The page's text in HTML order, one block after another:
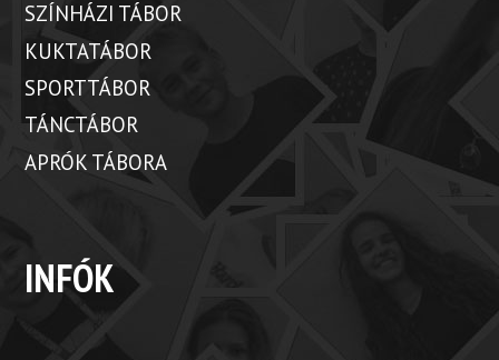
SZÍNHÁZI TÁBOR
KUKTATÁBOR
SPORTTÁBOR
TÁNCTÁBOR
APRÓK TÁBORA
INFÓK